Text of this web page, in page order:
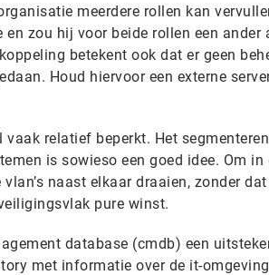
meerdere rollen kan
zou hij voor beide rollen een ander
betekent ook dat er geen
Houd hiervoor een externe
relatief beperkt. Het
is sowieso een goed idee. Om in
naast elkaar draaien, zonder
pure winst.
database (cmdb) een
met informatie over de it-